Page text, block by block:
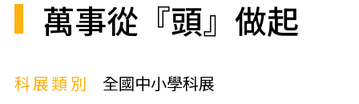
萬事從『頭』做起
科展類別
全國中小學科展